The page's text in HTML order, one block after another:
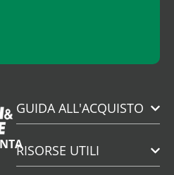
GUIDA ALL'ACQUISTO
RISORSE UTILI